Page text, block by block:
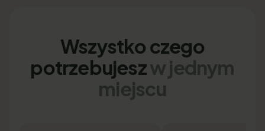
Wszystko czego
potrzebujeszw jednym
miejscu